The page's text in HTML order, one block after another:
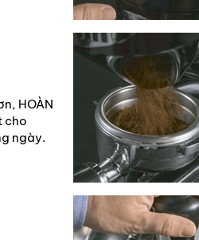
HOÀN
cho
ngày.